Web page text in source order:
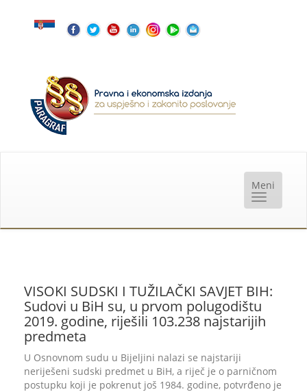
VISOKI SUDSKI I TUŽILAČKI SAVJET BIH:
Sudovi u BiH su, u prvom polugodištu
2019. godine, riješili 103.238 najstarijih
predmeta
U Osnovnom sudu u Bijeljini nalazi se najstariji
neriješeni sudski predmet u BiH, a riječ je o parničnom
postupku koji je pokrenut još 1984. godine, potvrđeno je